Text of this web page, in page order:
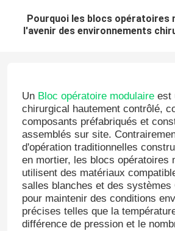
Pourquoi les blocs opératoires
l'avenir des environnements
Un Bloc opératoire modulaireest
chirurgical hautement contrôlé,
composants préfabriqués et
assemblés sur site.
d'opération traditionnelles
en mortier, les blocs opératoires
utilisent des matériaux
salles blanches et des systèmes
pour maintenir des conditions
précises telles que la
différence de pression et le